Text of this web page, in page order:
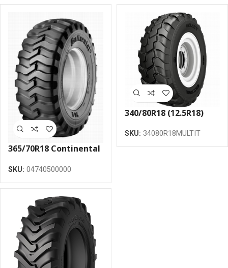
365/70R18 Continental
SKU: 04740500000
340/80R18 (12.5R18)
136A8 TL riepa
SKU: 34080R18MULTIT